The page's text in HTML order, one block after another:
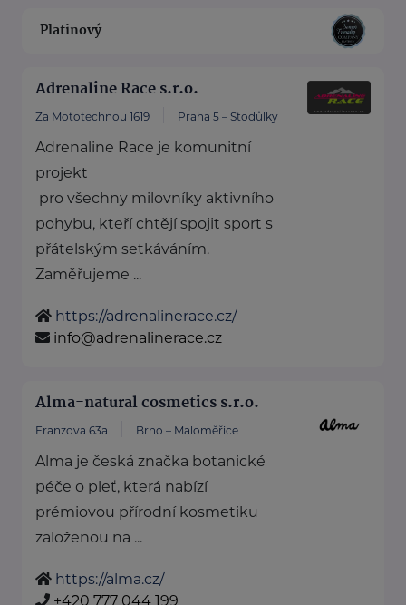
Platinový
Adrenaline Race s.r.o.
Za Mototechnou 1619 Praha 5 – Stodůlky
Adrenaline Race je komunitní
projekt
pro všechny milovníky aktivního
pohybu, kteří chtějí spojit sport s
přátelským setkáváním.
Zaměřujeme ...
https://adrenalinerace.cz/
info@adrenalinerace.cz
Alma-natural cosmetics s.r.o.
Franzova 63a Brno – Maloměřice
Alma je česká značka botanické
péče o pleť, která nabízí
prémiovou přírodní kosmetiku
založenou na ...
https://alma.cz/
+420 777 044 199